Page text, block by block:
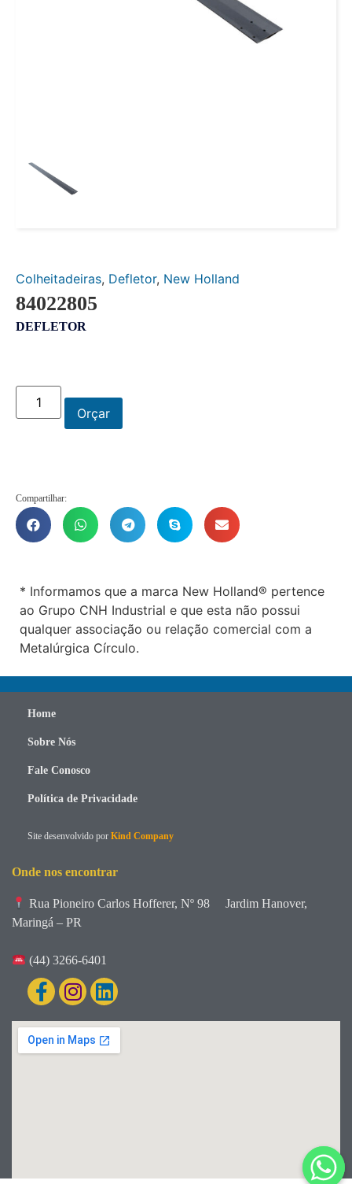
Colheitadeiras, Defletor, New Holland
84022805
DEFLETOR
Orçar
Compartilhar:
* Informamos que a marca New Holland® pertence
ao Grupo CNH Industrial e que esta não possui
qualquer associação ou relação comercial com a
Metalúrgica Círculo.
Home
Sobre Nós
Fale Conosco
Política de Privacidade
Site desenvolvido por Kind Company
Onde nos encontrar
Rua Pioneiro Carlos Hofferer, Nº 98
Jardim Hanover,
Maringá – PR
(44) 3266-6401